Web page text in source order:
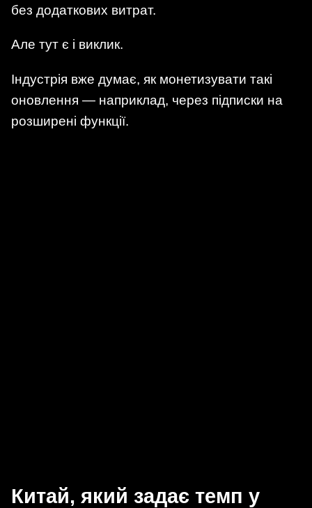
без додаткових витрат.
Але тут є і виклик.
Індустрія вже думає, як монетизувати такі
оновлення — наприклад, через підписки на
розширені функції.
Китай, який задає темп у